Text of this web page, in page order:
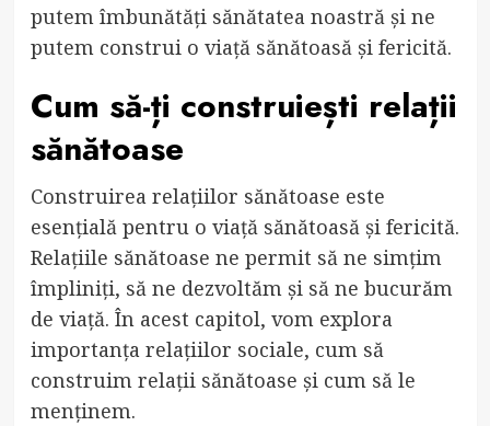
putem îmbunătăți sănătatea noastră și ne
putem construi o viață sănătoasă și fericită.
Cum să-ți construiești relații
sănătoase
Construirea relațiilor sănătoase este
esențială pentru o viață sănătoasă și fericită.
Relațiile sănătoase ne permit să ne simțim
împliniți, să ne dezvoltăm și să ne bucurăm
de viață. În acest capitol, vom explora
importanța relațiilor sociale, cum să
construim relații sănătoase și cum să le
menținem.